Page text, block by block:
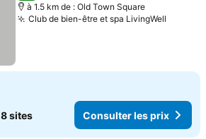
à 1.5 km de : Old Town Square
Club de bien-être et spa LivingWell
8 sites Consulter les prix